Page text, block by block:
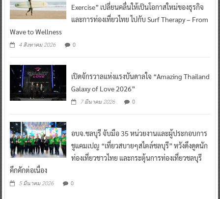
Exercise” เปลี่ยนคลื่นให้เป็นโอกาสใหม่ของธุรกิจ
และการท่องเที่ยวไทย ไปกับ Surf Therapy – From
Wave to Wellness
4 สิงหาคม 2026 0
เปิดจักรวาลแห่งแรงบันดาลใจ “Amazing Thailand
Galaxy of Love 2026”
7 มีนาคม 2026 0
อบจ.ชลบุรี จับมือ 35 หน่วยงานและผู้ประกอบการ
ชูแคมเปญ “เที่ยวสบายๆสไตล์ชลบุรี” หวังดึงดูดนัก
ท่องเที่ยวชาวไทย และกระตุ้นการท่องเที่ยวชลบุรี
คึกคักต่อเนื่อง
5 มีนาคม 2026 0